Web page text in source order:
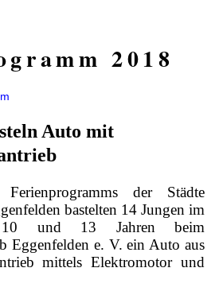
2018
Auto mit
der Städte
bastelten 14 Jungen im
10 und 13 Jahren beim
Eggenfelden e. V. ein Auto aus
mittels Elektromotor und